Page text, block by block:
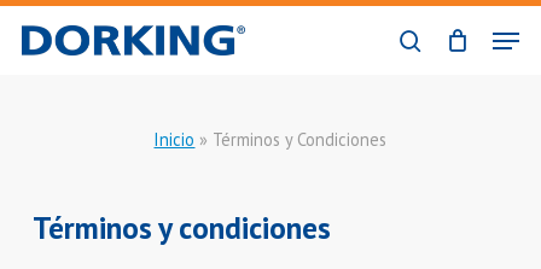
Menu
Inicio » Términos y Condiciones
Términos y condiciones